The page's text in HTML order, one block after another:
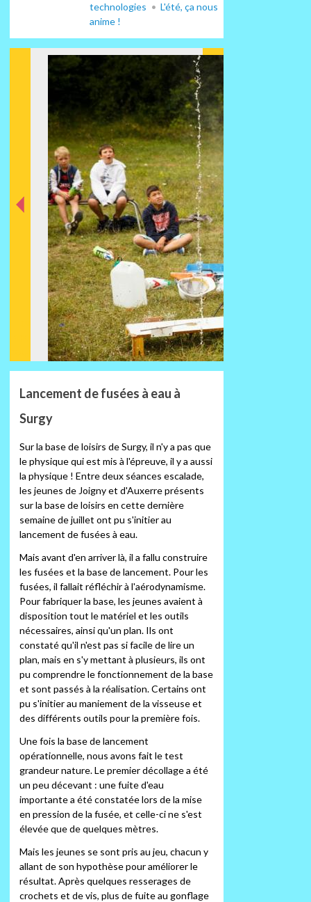
technologies
L'été, ça nous
anime !
Suiv
ant
Lancement de fusées à eau à
Surgy
Sur la base de loisirs de Surgy, il n'y a pas que
le physique qui est mis à l'épreuve, il y a aussi
la physique ! Entre deux séances escalade,
les jeunes de Joigny et d'Auxerre présents
sur la base de loisirs en cette dernière
semaine de juillet ont pu s'initier au
lancement de fusées à eau.
Mais avant d'en arriver là, il a fallu construire
les fusées et la base de lancement. Pour les
fusées, il fallait réfléchir à l'aérodynamisme.
Pour fabriquer la base, les jeunes avaient à
disposition tout le matériel et les outils
nécessaires, ainsi qu'un plan. Ils ont
constaté qu'il n'est pas si facile de lire un
plan, mais en s'y mettant à plusieurs, ils ont
pu comprendre le fonctionnement de la base
et sont passés à la réalisation. Certains ont
pu s'initier au maniement de la visseuse et
des différents outils pour la première fois.
Une fois la base de lancement
opérationnelle, nous avons fait le test
grandeur nature. Le premier décollage a été
un peu décevant : une fuite d'eau
importante a été constatée lors de la mise
en pression de la fusée, et celle-ci ne s'est
élevée que de quelques mètres.
Mais les jeunes se sont pris au jeu, chacun y
allant de son hypothèse pour améliorer le
résultat. Après quelques resserages de
crochets et de vis, plus de fuite au gonflage